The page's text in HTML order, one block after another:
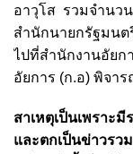
อาวุโส รวมจำนว
สำนักนายกรัฐมนต
ไปที่สำนักงานอัยก
อัยการ (ก.อ) พิจา
สาเหตุเป็นเพราะ
และตกเป็นข่าวรว